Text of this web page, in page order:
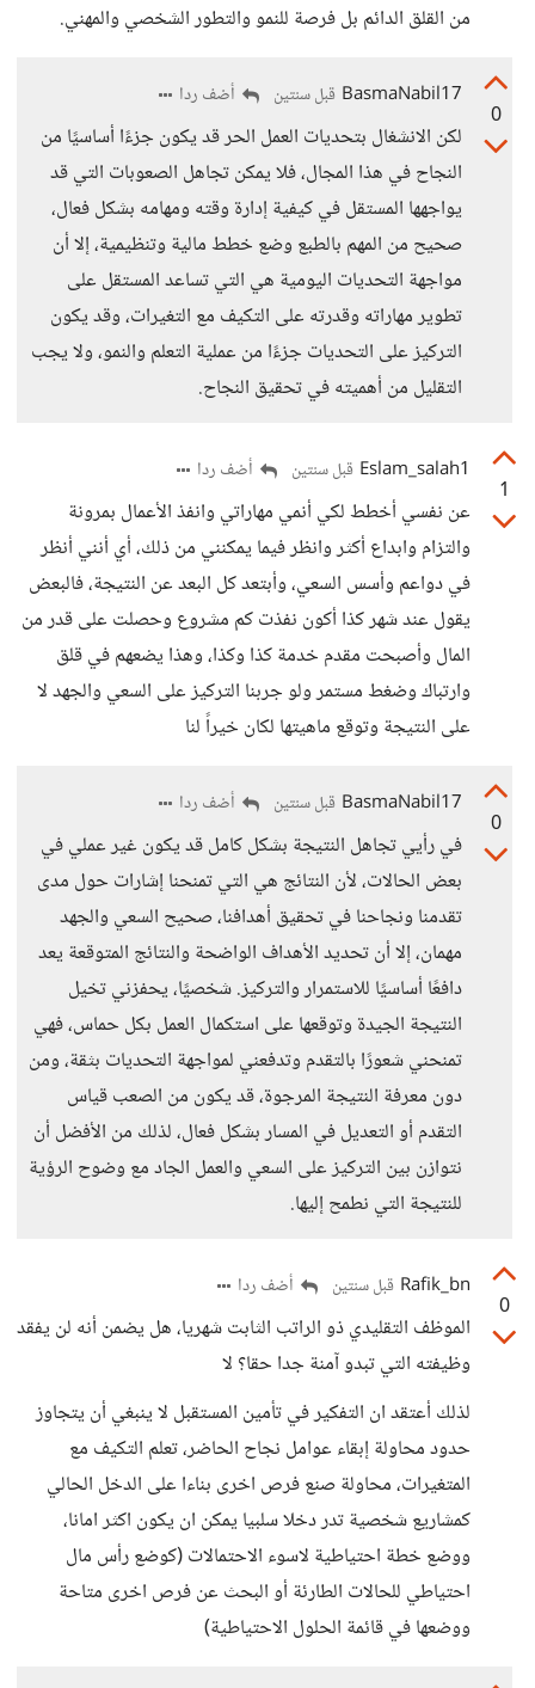
من القلق الدائم بل فرصة للنمو والتطور الشخصي والمهني.
0
BasmaNabil17 قبل سنتين أضف ردا
لكن الانشغال بتحديات العمل الحر قد يكون جزءًا أساسيًا من
النجاح في هذا المجال، فلا يمكن تجاهل الصعوبات التي قد
يواجهها المستقل في كيفية إدارة وقته ومهامه بشكل فعال،
صحيح من المهم بالطبع وضع خطط مالية وتنظيمية، إلا أن
مواجهة التحديات اليومية هي التي تساعد المستقل على
تطوير مهاراته وقدرته على التكيف مع التغيرات، وقد يكون
التركيز على التحديات جزءًا من عملية التعلم والنمو، ولا يجب
التقليل من أهميته في تحقيق النجاح.
1
Eslam_salah1 قبل سنتين أضف ردا
عن نفسي أخطط لكي أنمي مهاراتي وانفذ الأعمال بمرونة
والتزام وابداع أكثر وانظر فيما يمكنني من ذلك، أي أنني أنظر
في دواعم وأسس السعي، وأبتعد كل البعد عن النتيجة، فالبعض
يقول عند شهر كذا أكون نفذت كم مشروع وحصلت على قدر من
المال وأصبحت مقدم خدمة كذا وكذا، وهذا يضعهم في قلق
وارتباك وضغط مستمر ولو جربنا التركيز على السعي والجهد لا
على النتيجة وتوقع ماهيتها لكان خيراً لنا
0
BasmaNabil17 قبل سنتين أضف ردا
في رأيي تجاهل النتيجة بشكل كامل قد يكون غير عملي في
بعض الحالات، لأن النتائج هي التي تمنحنا إشارات حول مدى
تقدمنا ونجاحنا في تحقيق أهدافنا، صحيح السعي والجهد
مهمان، إلا أن تحديد الأهداف الواضحة والنتائج المتوقعة يعد
دافعًا أساسيًا للاستمرار والتركيز. شخصيًا، يحفزني تخيل
النتيجة الجيدة وتوقعها على استكمال العمل بكل حماس، فهي
تمنحني شعورًا بالتقدم وتدفعني لمواجهة التحديات بثقة، ومن
دون معرفة النتيجة المرجوة، قد يكون من الصعب قياس
التقدم أو التعديل في المسار بشكل فعال، لذلك من الأفضل أن
نتوازن بين التركيز على السعي والعمل الجاد مع وضوح الرؤية
للنتيجة التي نطمح إليها.
0
Rafik_bn قبل سنتين أضف ردا
الموظف التقليدي ذو الراتب الثابت شهريا، هل يضمن أنه لن يفقد
وظيفته التي تبدو آمنة جدا حقا؟ لا
لذلك أعتقد ان التفكير في تأمين المستقبل لا ينبغي أن يتجاوز
حدود محاولة إبقاء عوامل نجاح الحاضر، تعلم التكيف مع
المتغيرات، محاولة صنع فرص اخرى بناءا على الدخل الحالي
كمشاريع شخصية تدر دخلا سلبيا يمكن ان يكون اكثر امانا،
ووضع خطة احتياطية لاسوء الاحتمالات (كوضع رأس مال
احتياطي للحالات الطارئة أو البحث عن فرص اخرى متاحة
ووضعها في قائمة الحلول الاحتياطية)